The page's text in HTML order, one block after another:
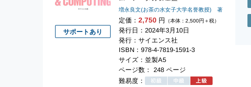
増永良文(お茶の水女子大学名誉教授) 著
定価：2,750 円 （本体：2,500円＋税）
発行日：2024年3月10日
発行：サイエンス社
ISBN：978-4-7819-1591-3
サイズ：並製A5
ページ数： 248 ページ
難易度：
サポートあり